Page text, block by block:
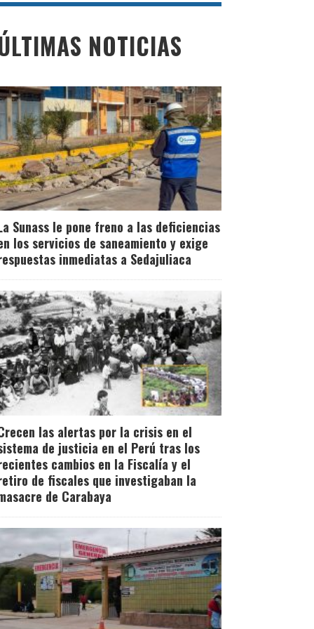
NOTICIAS
Sunass le pone freno a las deficiencias
los servicios de saneamiento y exige
inmediatas a Sedajuliaca
las alertas por la crisis en el
de justicia en el Perú tras los
cambios en la Fiscalía y el
de fiscales que investigaban la
de Carabaya